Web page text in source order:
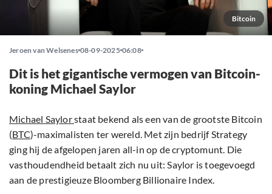
Bitcoin
Jeroen van Welsenes 08-09-2025 06:08
Dit is het gigantische vermogen van Bitcoin-
koning Michael Saylor
Michael Saylorstaat bekend als een van de grootste Bitcoin
(BTC)-maximalisten ter wereld. Met zijn bedrijf Strategy
ging hij de afgelopen jaren all-in op de cryptomunt. Die
vasthoudendheid betaalt zich nu uit: Saylor is toegevoegd
aan de prestigieuze Bloomberg Billionaire Index.